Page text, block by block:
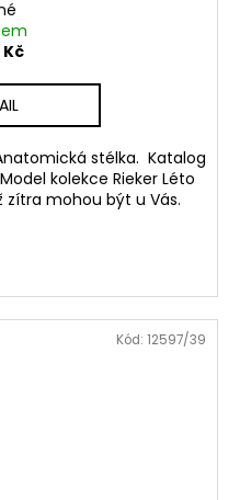
Kč
stélka. Katalog
kolekce Rieker Léto
zítra mohou být u Vás.
Kód: 12597/39